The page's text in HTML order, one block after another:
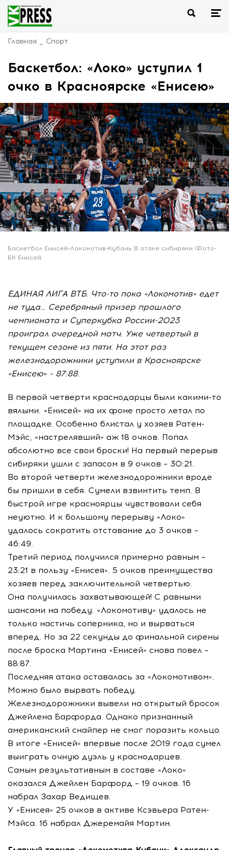
Главная Спорт
Баскетбол: «Локо» уступил 1
очко в Красноярске «Енисею»
Баскетбол Енисей-Локомотив-Кубань В атаке сибиряки Фото-
БК Енисей.
ЕДИНАЯ ЛИГА ВТБ. Что-то пока «Локомотив» едет
не туда… Серебряный призер прошлого
чемпионата и Суперкубка России-2023
проиграл очередной матч. Уже четвертый в
текущем сезоне из пяти. На этот раз
железнодорожники уступили в Красноярске
«Енисею» – 87:88.
В первой четверти краснодарцы были какими-то
вялыми. «Енисей» на их фоне просто летал по
площадке. Особенно блистал у хозяев Ратен-
Мэйс, «настрелявший» аж 18 очков. Попал
абсолютно все свои броски! На первый перерыв
сибиряки ушли с запасом в 9 очков – 30:21.
Во второй четверти железнодорожники вроде
бы пришли в себя. Сумели взвинтить темп. В
быстрой игре красноярцы чувствовали себя
неуютно. И к большому перерыву «Локо»
удалось сократить отставание до 3 очков –
46:49.
Третий период получился примерно равным –
23:21 в пользу «Енисея». 5 очков преимущества
хозяев перед заключительной четвертью.
Она получилась захватывающей! С равными
шансами на победу. «Локомотиву» удалось не
только настичь соперника, но и вырваться
вперед. Но за 22 секунды до финальной сирены
после броска Мартина «Енисей» снова повел –
88:87.
Последняя атака оставалась за «Локомотивом».
Можно было вырвать победу.
Железнодорожники вывели на открытый бросок
Джейлена Барфорда. Однако признанный
американский снайпер не смог поразить кольцо.
В итоге «Енисей» впервые после 2019 года сумел
выиграть очную дуэль у краснодарцев.
Самым результативным в составе «Локо»
оказался Джейлен Барфорд – 19 очков. 16
набрал Захар Ведищев.
У «Енисея» 25 очков в активе Ксэвьера Ратен-
Мэйса. 16 набрал Джеремайя Мартин.